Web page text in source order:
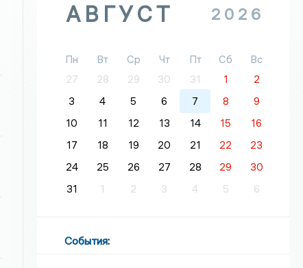
АВГУСТ 2026
Пн Вт Ср Чт Пт Сб
Вс
27
28 29 30 31 1
2
3
4 5 6 7 8
9
10
11 12 13 14 15
16
17
18 19 20 21 22
23
24
25 26 27 28 29
30
31
1 2 3 4 5 6
События: